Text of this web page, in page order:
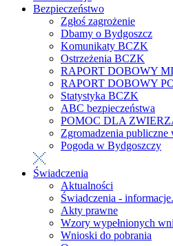
Bezpieczeństwo
Zgłoś zagrożenie
Dbamy o Bydgoszcz
Komunikaty BCZK
Ostrzeżenia BCZK
RAPORT DOBOWY
RAPORT DOBOWY
Statystyka BCZK
ABC bezpieczeństwa
POMOC DLA
Zgromadzenia
Pogoda w Bydgoszczy
Świadczenia
Aktualności
Świadczenia -
Akty prawne
Wzory wypełnionych
Wnioski do pobrania